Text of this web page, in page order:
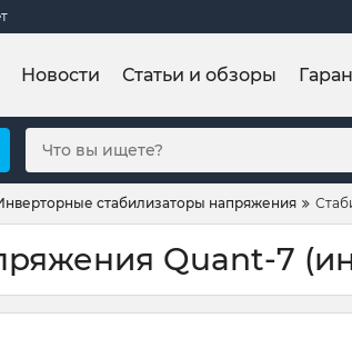
Новости Статьи и обзоры
стабилизаторы напряжения
Quant-7